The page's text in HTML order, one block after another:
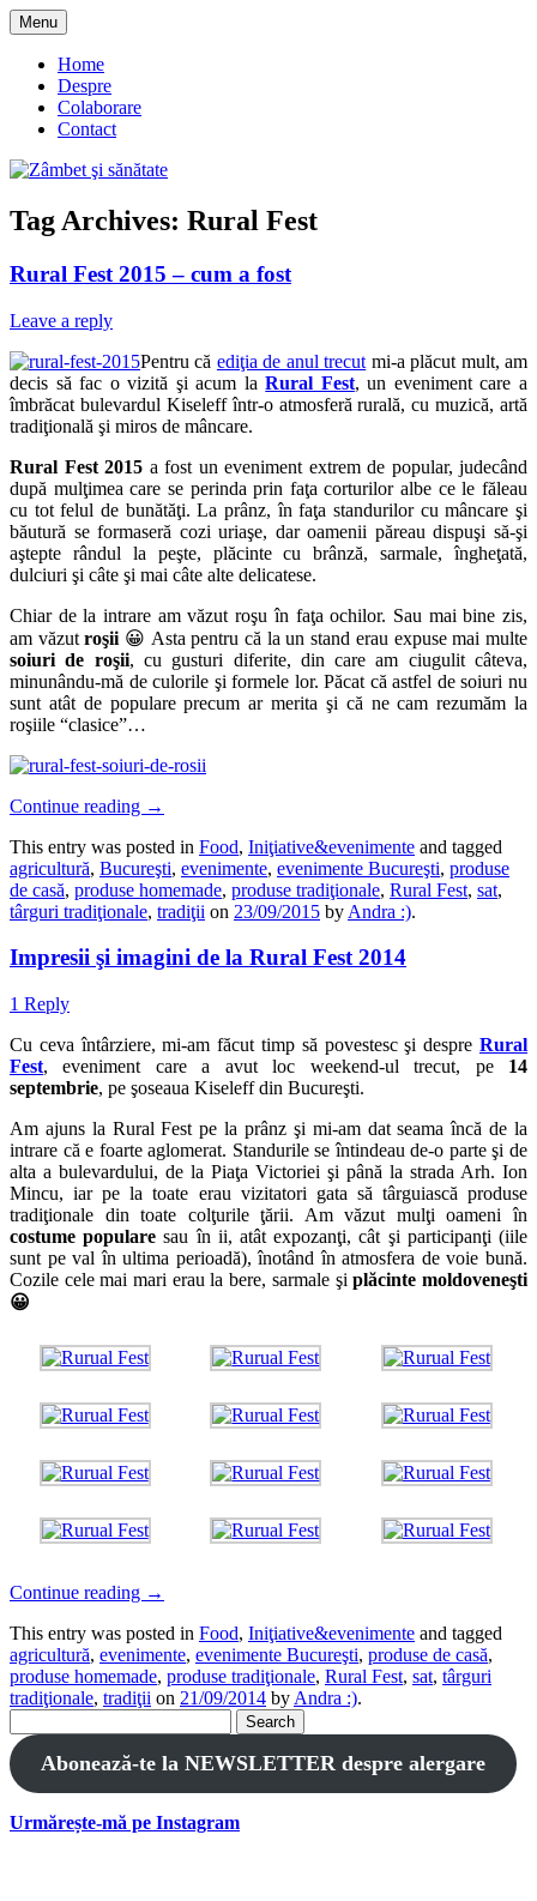
Skip
to
content
Zâmbet şi sănătate
Menu
Home
Despre
Colaborare
Contact
Tag Archives: Rural Fest
Rural Fest 2015 – cum a fost
Leave a reply
Pentru că ediţia de anul trecut mi-a plăcut mult, am
decis să fac o vizită şi acum laRural Fest, un eveniment care a
îmbrăcat bulevardul Kiseleff într-o atmosferă rurală, cu muzică, artă
tradiţională şi miros de mâncare.
Rural Fest 2015 a fost un eveniment extrem de popular, judecând
după mulţimea care se perinda prin faţa corturilor albe ce le făleau
cu tot felul de bunătăţi. La prânz, în faţa standurilor cu mâncare şi
băutură se formaseră cozi uriaşe, dar oamenii păreau dispuşi să-şi
aştepte rândul la peşte, plăcinte cu brânză, sarmale, îngheţată,
dulciuri şi câte şi mai câte alte delicatese.
Chiar de la intrare am văzut roşu în faţa ochilor. Sau mai bine zis,
am văzutroşii 😀 Asta pentru că la un stand erau expuse mai multe
soiuri de roşii, cu gusturi diferite, din care am ciugulit câteva,
minunându-mă de culorile şi formele lor. Păcat că astfel de soiuri nu
sunt atât de populare precum ar merita şi că ne cam rezumăm la
roşiile “clasice”…
Continue reading →
This entry was posted in Food, Iniţiative&evenimente and tagged
agricultură, Bucureşti, evenimente, evenimente Bucureşti, produse
de casă, produse homemade, produse tradiţionale, Rural Fest, sat,
târguri tradiţionale, tradiţii on 23/09/2015 by Andra :).
Impresii şi imagini de la Rural Fest 2014
1 Reply
Cu ceva întârziere, mi-am făcut timp să povestesc şi despre Rural
Fest, eveniment care a avut loc weekend-ul trecut, pe 14
septembrie, pe şoseaua Kiseleff din Bucureşti.
Am ajuns la Rural Fest pe la prânz şi mi-am dat seama încă de la
intrare că e foarte aglomerat. Standurile se întindeau de-o parte şi de
alta a bulevardului, de la Piaţa Victoriei şi până la strada Arh. Ion
Mincu, iar pe la toate erau vizitatori gata să târguiască produse
tradiţionale din toate colţurile ţării. Am văzut mulţi oameni în
costume populare sau în ii, atât expozanţi, cât şi participanţi (iile
sunt pe val în ultima perioadă), înotând în atmosfera de voie bună.
Cozile cele mai mari erau la bere, sarmale şiplăcinte moldoveneşti
😀
Continue reading →
This entry was posted in Food, Iniţiative&evenimente and tagged
agricultură, evenimente, evenimente Bucureşti, produse de casă,
produse homemade, produse tradiţionale, Rural Fest, sat, târguri
tradiţionale, tradiţii on 21/09/2014 by Andra :).
for:
Abonează-te la NEWSLETTER despre alergare
Urmărește-mă pe Instagram